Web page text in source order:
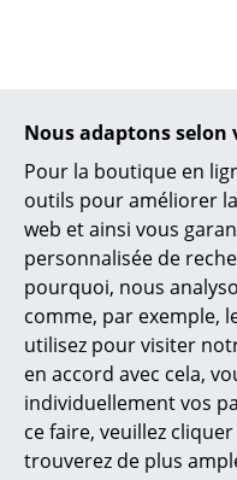
Nous adaptons selon
Pour la boutique en
outils pour améliorer
web et ainsi vous
personnalisée de
pourquoi, nous
comme, par exemple,
utilisez pour visiter
en accord avec cela,
individuellement vos
ce faire, veuillez
trouverez de plus
Lits
Lits doubles
Lits simples
Lits empilables
Lits enfants
Tables de chevet et
... voir tous les lits
Tiptoe
Bureau enfant
CHF 376.00
Disponible sous 2-3
semaines
(Délai de livraison donné
par le fabricant)